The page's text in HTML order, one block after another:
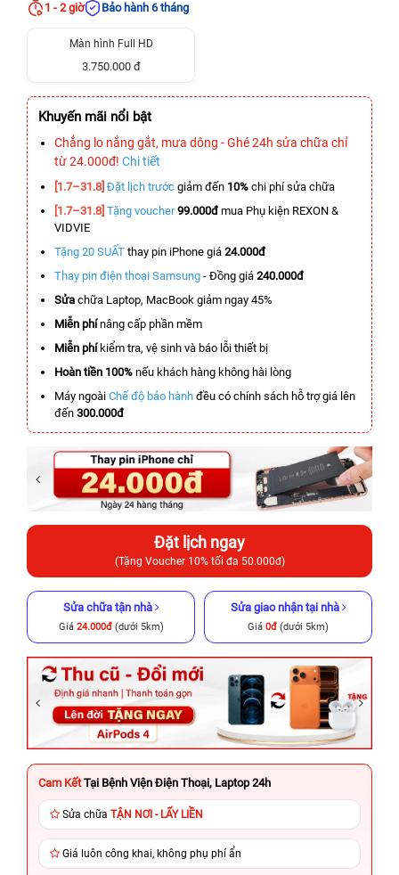
1 - 2 giờ
Bảo hành 6 tháng
Màn hình Full HD
3.750.000 đ
Khuyến mãi nổi bật
Chẳng lo nắng gắt, mưa dông - Ghé 24h sửa chữa chỉ
từ 24.000đ! Chi tiết
[1.7–31.8] Đặt lịch trước giảm đến 10% chi phí sửa chữa
[1.7–31.8] Tặng voucher 99.000đmua Phụ kiện REXON &
VIDVIE
Tặng 20 SUẤT thay pin iPhone giá 24.000đ
Thay pin điện thoại Samsung - Đồng giá 240.000đ
Sửa chữa Laptop, MacBook giảm ngay 45%
Miễn phínâng cấp phần mềm
Miễn phíkiểm tra, vệ sinh và báo lỗi thiết bị
Hoàn tiền 100% nếu khách hàng không hài lòng
Máy ngoài Chế độ bảo hành đều có chính sách hỗ trợ giá lên
đến 300.000đ
Đặt lịch ngay
(Tặng Voucher 10% tối đa 50.000đ)
Sửa chữa tận nhà
Giá 24.000đ(dưới 5km)
Sửa giao nhận tại nhà
Giá 0đ (dưới 5km)
Cam Kết Tại Bệnh Viện Điện Thoại, Laptop 24h
Sửa chữa TẬN NƠI - LẤY LIỀN
Giá luôn công khai, không phụ phí ẩn